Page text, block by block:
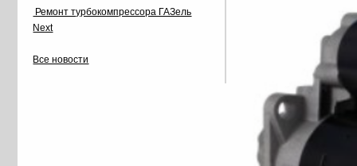
Ремонт турбокомпрессора ГАЗель
Next
Все новости